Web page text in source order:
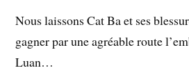
Nous laissons Cat Ba et ses
gagner par une agréable route
Luan…